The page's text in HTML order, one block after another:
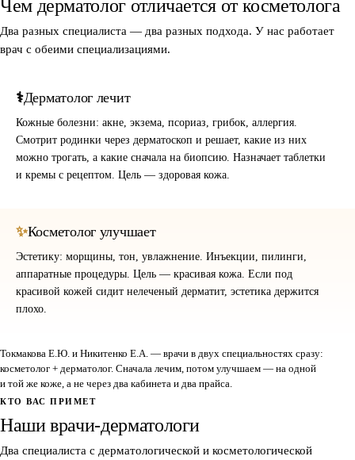
Чем дерматолог отличается от косметолога
Два разных специалиста — два разных подхода. У нас работает
врач с обеими специализациями.
Дерматолог лечит
Кожные болезни: акне, экзема, псориаз, грибок, аллергия.
Смотрит родинки через дерматоскоп и решает, какие из них
можно трогать, а какие сначала на биопсию. Назначает таблетки
и кремы с рецептом. Цель — здоровая кожа.
Косметолог улучшает
Эстетику: морщины, тон, увлажнение. Инъекции, пилинги,
аппаратные процедуры. Цель — красивая кожа. Если под
красивой кожей сидит нелеченый дерматит, эстетика держится
плохо.
Токмакова Е.Ю. и Никитенко Е.А. — врачи в двух специальностях сразу:
косметолог + дерматолог. Сначала лечим, потом улучшаем — на одной
и той же коже, а не через два кабинета и два прайса.
КТО ВАС ПРИМЕТ
Наши врачи-дерматологи
Два специалиста с дерматологической и косметологической